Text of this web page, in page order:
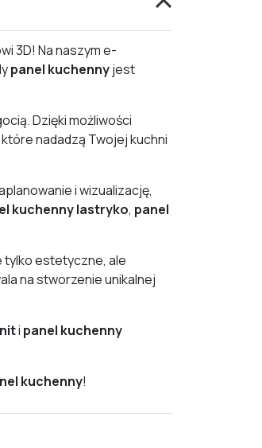
3D! Na naszym e-
panel kuchennyjest
Dzięki możliwości
które nadadzą Twojej kuchni
i wizualizację,
kuchenny lastryko, panel
tylko estetyczne, ale
na stworzenie unikalnej
i panel kuchenny
kuchenny!